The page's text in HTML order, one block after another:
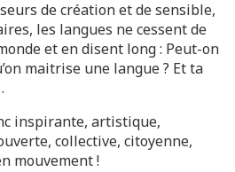
de création et de sensible,
les langues ne cessent de
et en disent long : Peut-on
maitrise une langue ? Et ta
inspirante, artistique,
collective, citoyenne,
mouvement !